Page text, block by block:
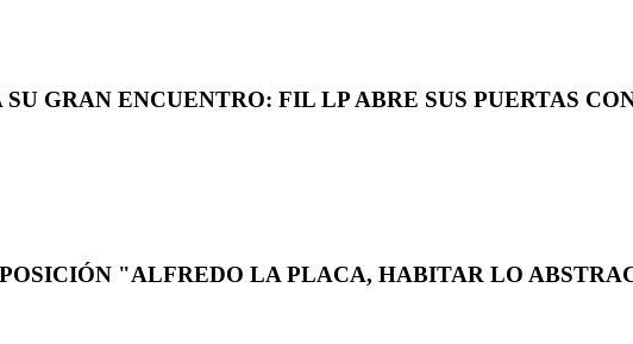
GRAN ENCUENTRO: FIL LP ABRE SUS PUERTAS
"ALFREDO LA PLACA, HABITAR LO